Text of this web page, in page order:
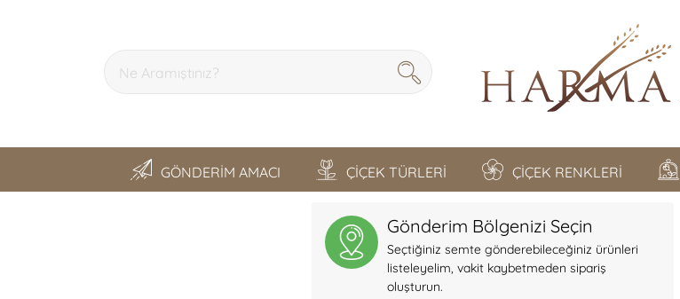
GÖNDERİM AMACI ÇİÇEK TÜRLERİ ÇİÇEK RENKLERİ
Gönderim Bölgenizi Seçin
Seçtiğiniz semte gönderebileceğiniz ürünleri
listeleyelim, vakit kaybetmeden sipariş
oluşturun.